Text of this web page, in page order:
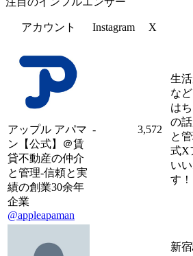
アカウント Instagram X
アップル アパマ
ン【公式】＠賃
貸不動産の仲介
と管理-信頼と実
績の創業30余年
企業
@appleapaman
- 3,572
生
な
は
の
と
式X
い
す！
新